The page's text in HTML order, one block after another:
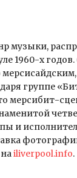
музыки,
1960-х
группе
мерсибит-
и
iliverpool.info.